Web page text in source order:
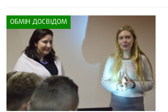
ОБМІН ДОСВІДОМ